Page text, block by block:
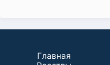
Главная